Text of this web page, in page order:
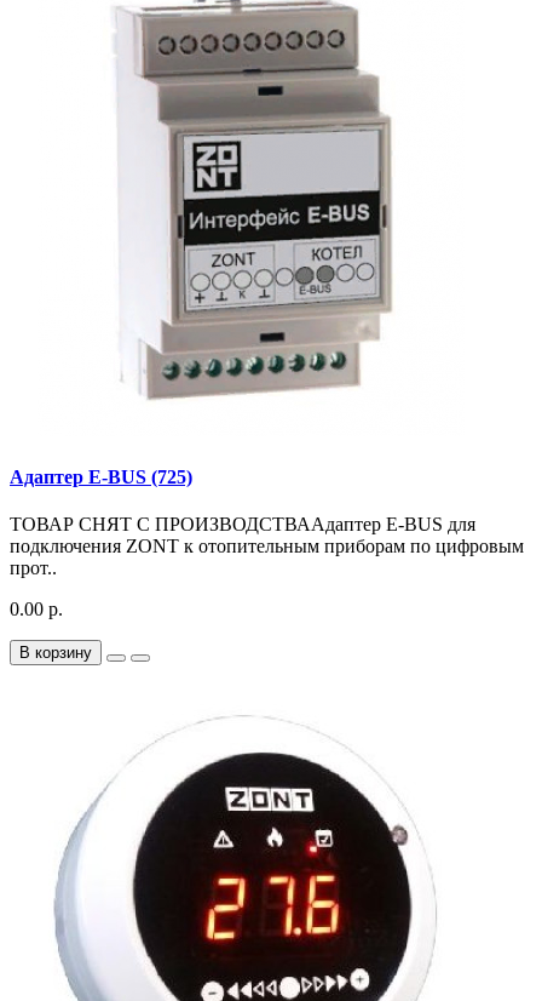
Адаптер E-BUS (725)
ТОВАР СНЯТ С ПРОИЗВОДСТВААдаптер E-BUS для
подключения ZONT к отопительным приборам по цифровым
прот..
0.00 р.
В корзину